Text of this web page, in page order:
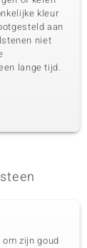
kleur
aan
niet
lange tijd.
zijn goud